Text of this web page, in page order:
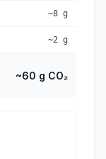
~8 g
~2 g
~60 g CO₂